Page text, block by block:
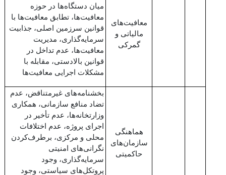
معافیت‌های
مالیاتی و
گمرکی
میان دستگاه‌ها در حوزه
معافیت‌ها، تطابق معافیت‌ها با
قوانین سرزمین اصلی، جذابیت
سرمایه‌گذاری، مدیریت
معافیت‌ها، عدم تداخل در
قوانین بالادستی، مقابله با
مشکلات اجرایی معافیت‌ها
هماهنگی
سازمان‌‌های
حاکمیتی
بخشنامه‌های غیرمتناقض، عدم
تضاد منافع سازمانی، همکاری
وزارتخانه‌ها، عدم تأخیر در
اجرای پروژه‌، عدم اختلافات
محلی و مرکزی، برطرف‌کردن
نگرانی‌های امنیتی
سرمایه‌گذاری، وجود
پروتکل‌های سیاستی، وجود